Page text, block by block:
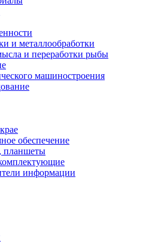
и металлообработки
и переработки рыбы
машиностроения
обеспечение
планшеты
информации